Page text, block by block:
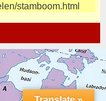
stamboom.html